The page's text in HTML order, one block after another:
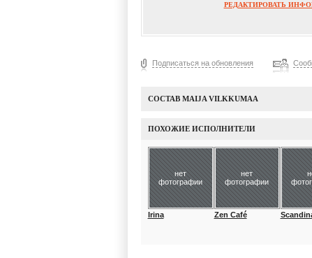
РЕДАКТИРОВАТЬ
Подписаться на обновления
СОСТАВ MAIJA VILKKUMAA
ПОХОЖИЕ ИСПОЛНИТЕЛИ
нет
фотографии
Irina
нет
фотографии
Zen Café